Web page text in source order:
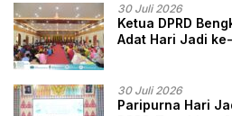
30 Juli 2026
Ketua DPRD
Adat Hari Jadi
30 Juli 2026
Paripurna Hari